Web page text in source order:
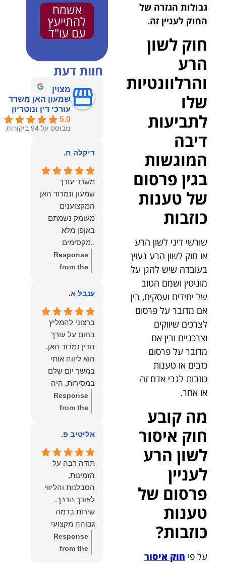
גבולות הגזרה של
החוק לעניין זה.
חוק לשון
הרע
והרלוונטיות
שלו
לתביעות
דיבה
המוגשות
בגין פרסום
של טענות
כוזבות
שורשי דיני לשון הרע
או חוק לשון הרע נעוץ
בעובדה שיש להגן על
מוניטין ושמם הטוב
של יחידים ועסקים, בין
אם מדובר על פרסום
לצרכים שיווקים
וצרכניים ובין אם
מדובר על פרסום
כזבים או טענות
כוזבות לגבי אדם זה
או אחר.
מה קובע
חוק איסור
לשון הרע
לעניין
פרסום של
טענות
כוזבות?
על פי חוק איסור
אשמח
להתייעץ
עם עו"ד
חוות דעת
מצוין
שמעון האן משרד
עורכי דין ונוטריון
5.0
מבוסס על 94 ביקורות
דיקלה ח.
משרד עורך
שמעון ונמרוד האן
המקצוענים
מעומק נשמתם
באןפן מלא
..מקסימים
ונעימים אוזן
קשבת, ונונתנים
מלא ואמיתי..שפו
עליכם..אני
שמחה שאתם
איתי ותזכו לטוב
כפי
שאתם....תבורכו
ברכה והצלחה
וחיבוק ממני🙂😘
💓
Response
from the
רבה על המילים
והמרגשות.
שמחנו מאוד
לקרוא את
דברייך. אנו
מעריכים את
האמון שנתת בנו
ונמשיך לעמוד
לצידך וללוות
אותך במסירות.
הלב הרבה
הצלחה, ברכה
ובשורות טובות.
שמעון האן
משרד עורכי דין
ונוטריון
ענבל א.
ברצוני להמליץ
בחום על עורך
הדין נמרוד האן.
הוא ליווה אותי
במשך יום שלם
במסירות, היה
זמין לכל שאלה,
הכווין אותי בכל
תחושת ביטחון
התהליך.
המקצועיות,
הסבלנות,
היסודיות
והאכפתיות שלו
בלטו מהרגע
הראשון. הרגשתי
שיש לי על מי
לסמוך, ואני
Response
from the
הוא שלנו, נעמוד
ולשירותך בכל
עת גם בהמשך.
שמעון האן
משרד עורכי דין
ונוטריון
אליטיב פ.
תודה רבה על
הזמינות,
הסבלנות והליווי
שירות ברמה
גבוהה מקצועי
ואמין.
Response
from the